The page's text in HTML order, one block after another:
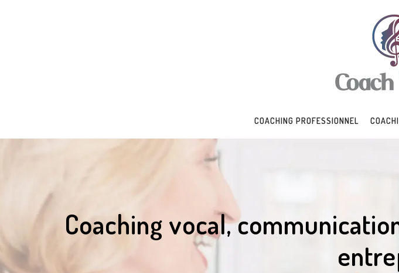
COACHING PROFESSIONNEL
Coaching vocal,